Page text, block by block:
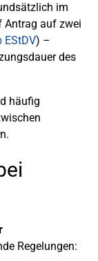
im
Antrag auf zwei
EStDV) –
des
häufig
Regelungen: